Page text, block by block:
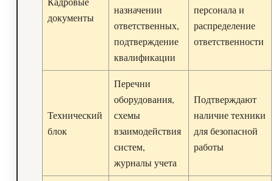
документы
назначении
ответственных,
подтверждение
квалификации
персонала и
распределение
ответственности
Технический
блок
Перечни
оборудования,
схемы
взаимодействия
систем,
журналы учета
Подтверждают
наличие техники
для безопасной
работы